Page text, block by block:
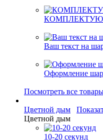
Ваш текст на
Оформление
Посмотреть все
Цветной дым
Цветной дым
10-20 секунд